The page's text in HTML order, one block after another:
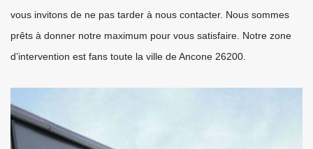
vous invitons de ne pas tarder à nous contacter. Nous sommes
prêts à donner notre maximum pour vous satisfaire. Notre zone
d’intervention est fans toute la ville de Ancone 26200.